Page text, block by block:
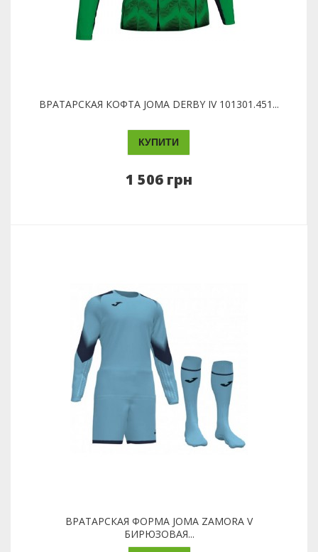
ВРАТАРСКАЯ КОФТА JOMA DERBY IV 101301.451...
КУПИТИ
1 506 грн
ВРАТАРСКАЯ ФОРМА JOMA ZAMORA V
БИРЮЗОВАЯ...